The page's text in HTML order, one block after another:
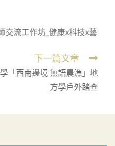
交流工作坊_健康x科技x藝
下一篇文章
「西南邊境 無語農漁」地
方學戶外踏查